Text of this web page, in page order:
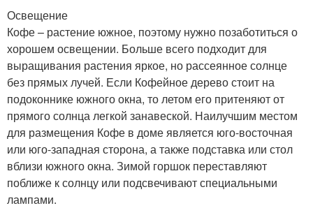
Освещение
Кофе – растение южное, поэтому нужно позаботиться о
хорошем освещении. Больше всего подходит для
выращивания растения яркое, но рассеянное солнце
без прямых лучей. Если Кофейное дерево стоит на
подоконнике южного окна, то летом его притеняют от
прямого солнца легкой занавеской. Наилучшим местом
для размещения Кофе в доме является юго-восточная
или юго-западная сторона, а также подставка или стол
вблизи южного окна. Зимой горшок переставляют
поближе к солнцу или подсвечивают специальными
лампами.